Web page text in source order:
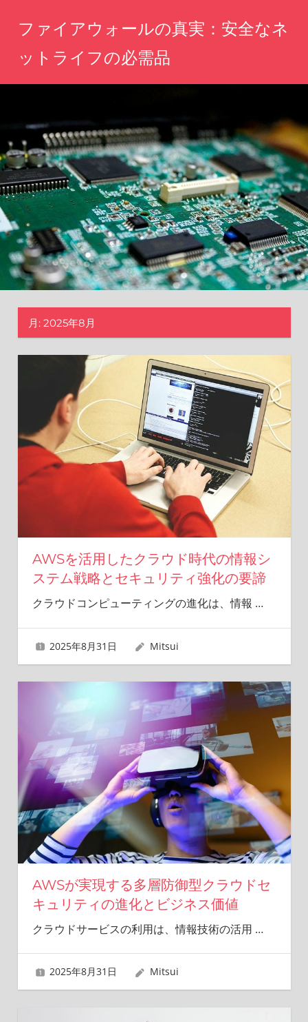
ツ
キ
ッ
プ
ファイアウォールの真実：安全なネ
ットライフの必需品
の
安
全
を
守
る！
な
た
の
デ
ジ
タ
ラ
な
要
月: 2025年8月
AWSを活用したクラウド時代の情報シ
ステム戦略とセキュリティ強化の要諦
クラウドコンピューティングの進化は、情報 …
2025年8月31日 Mitsui
AWSが実現する多層防御型クラウドセ
キュリティの進化とビジネス価値
クラウドサービスの利用は、情報技術の活用 …
2025年8月31日 Mitsui